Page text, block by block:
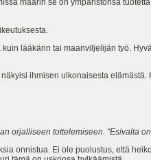
määrin se on ympäristönsä
lääkärin tai maanviljelijän työ.
ihmisen ulkonaisesta
orjalliseen tottelemiseen. "Esivalta
onnistua. Ei ole puolustus, että